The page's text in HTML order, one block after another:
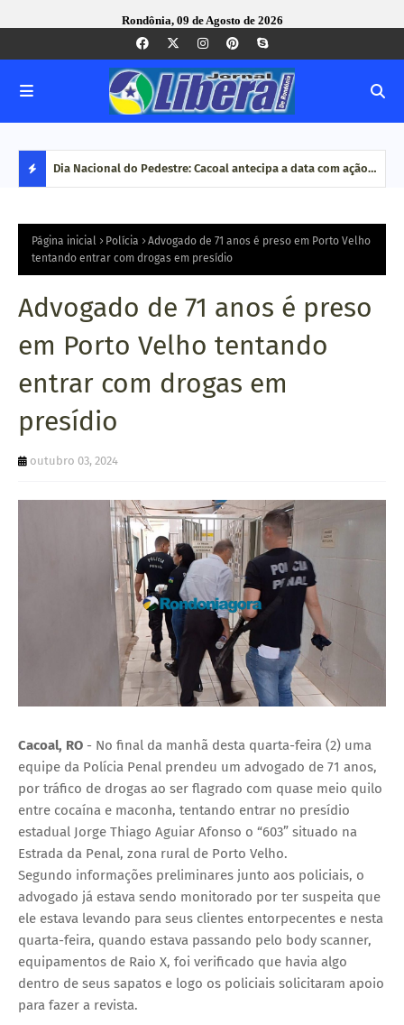
Rondônia, 09 de Agosto de 2026
S
T
A
Q
U
E
em Dia Nacional do Pedestre: Cacoal antecipa a data com ação
Página inicial Polícia
Advogado de 71 anos é preso em Porto Velho
tentando entrar com drogas em presídio
Advogado de 71 anos é preso
em Porto Velho tentando
entrar com drogas em
presídio
outubro 03, 2024
Cacoal, RO - No final da manhã desta quarta-feira (2) uma
equipe da Polícia Penal prendeu um advogado de 71 anos,
por tráfico de drogas ao ser flagrado com quase meio quilo
entre cocaína e maconha, tentando entrar no presídio
estadual Jorge Thiago Aguiar Afonso o “603” situado na
Estrada da Penal, zona rural de Porto Velho.
Segundo informações preliminares junto aos policiais, o
advogado já estava sendo monitorado por ter suspeita que
ele estava levando para seus clientes entorpecentes e nesta
quarta-feira, quando estava passando pelo body scanner,
equipamentos de Raio X, foi verificado que havia algo
dentro de seus sapatos e logo os policiais solicitaram apoio
para fazer a revista.